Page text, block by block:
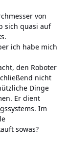
von
sich quasi auf
ich habe mich
den Roboter
nicht
Dinge
Er dient
Im
sowas?